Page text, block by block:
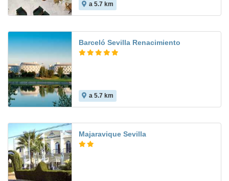
a 5.7 km
Barceló Sevilla Renacimiento
a 5.7 km
Majaravique Sevilla